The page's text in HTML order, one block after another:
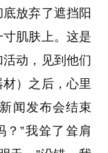
放弃了遮挡阳
肌肤上。这是
动，见到他们
）之后，心里
闻发布会结束
？”我耸了耸肩